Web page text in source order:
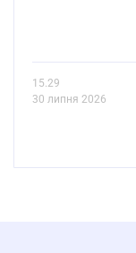
15.29
30 липня 2026